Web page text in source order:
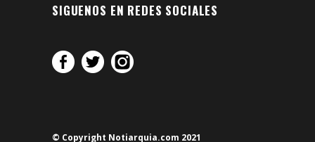
SIGUENOS EN REDES SOCIALES
© Copyright Notiarquia.com 2021